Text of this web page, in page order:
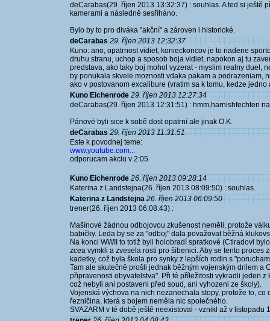
deCarabas(29. říjen 2013 13:32:37) : souhlas. A ted si ještě
kamerami a následně sesříháno.
Bylo by to pro diváka "akční" a zároven i historické.
deCarabas 29. říjen 2013 12:32:37
Kuno: ano, opatrnost vidiet, konieckoncov je to riadene
druhu stranu, uchop a sposob boja vidiet, napokon aj tu
predstava, ako taky boj mohol vyzerat - myslim realny duel,
by ponukala skvele moznosti vdaka pakam a podrazeniam,
ako v postovanom excalibure (vratim sa k tomu, kedze
Kuno Eichenrode 29. říjen 2013 12:27:34
deCarabas(29. říjen 2013 12:31:51) : hmm,harnishfechten
Pánové byli sice k sobě dost opatrní ale jinak O.K.
deCarabas 29. říjen 2013 11:31:51
Este k povodnej teme:
www.youtube.com...
odporucam akciu v 2:05
Kuno Eichenrode 26. říjen 2013 09:28:14
Katerina z Landstejna(26. říjen 2013 08:09:50) : souhlas.
Katerina z Landstejna 26. říjen 2013 06:09:50
trener(26. říjen 2013 06:08:43) :
Mašínové žádnou odbojovou zkušenost neměli, protože
babičky. Leda by se za "odboj" dala považovat běžná
Na konci WWII to totiž byli holobradí spratkové (Ctiradovi
zcea vymkli a zvesela rosti pro šibenici. Aby se tento
kadetky, což byla škola pro synky z lepších rodin s
Tam ale skutečně prošli jednak běžným vojenským drilem a
připravenosti obyvatelstva". Při té příležitosti vykradli jeden
což nebyli ani postaveni před soud, ani vyhozeni ze školy).
Vojenská výchova na nich nezanechala stopy, protože to,
řezničina, která s bojem neměla nic společného.
SVAZARM v té době ještě neexistoval - vznikl až v listopadu